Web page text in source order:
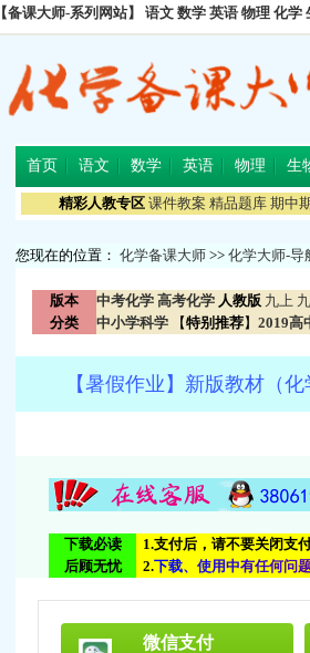
【备课大师-系列网站】 语文 数学 英语 物理 化学
首页 语文 数学 英语 物理 生
精彩人教专区 课件教案 精品题库 期中
您现在的位置： 化学备课大师 >> 化学大师-导
版本
分类
中考化学 高考化学 人教版 九上
中小学科学 【特别推荐】 2019高
【暑假作业】新版教材（
下载必读
后顾无忧
1.支付后，请不要关闭支
2.下载、 使用中有任何问
微信支付